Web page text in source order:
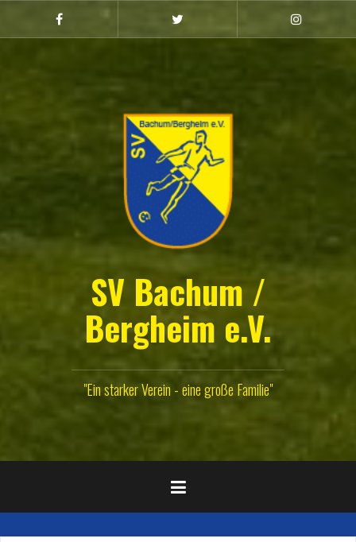
springen
Facebook
Instagram
(Damen)
SV Bachum /
Bergheim e.V.
"Ein starker Verein - eine große Familie"